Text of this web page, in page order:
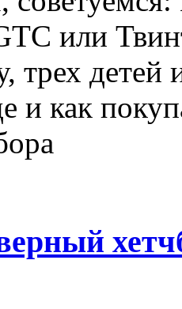
или
трех детей
и как